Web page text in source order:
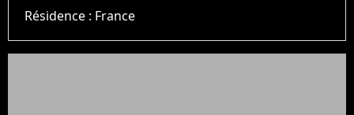
Résidence : France